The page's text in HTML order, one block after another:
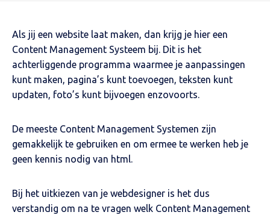
Als jij een website laat maken, dan krijg je hier een
Content Management Systeem bij. Dit is het
achterliggende programma waarmee je aanpassingen
kunt maken, pagina’s kunt toevoegen, teksten kunt
updaten, foto’s kunt bijvoegen enzovoorts.
De meeste Content Management Systemen zijn
gemakkelijk te gebruiken en om ermee te werken heb je
geen kennis nodig van html.
Bij het uitkiezen van je webdesigner is het dus
verstandig om na te vragen welk Content Management